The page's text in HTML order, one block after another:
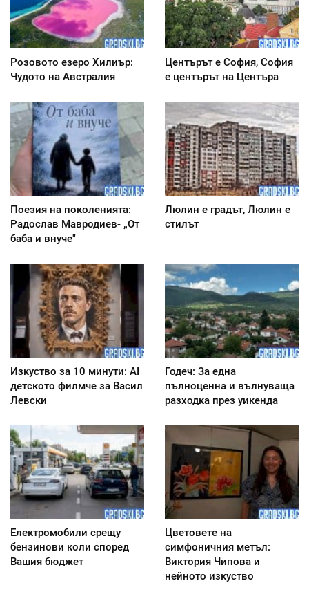
Розовото езеро Хилиър:
Чудото на Австралия
Центърът е София, София
е центърът на Центъра
Поезия на поколенията:
Радослав Мавродиев- „От
баба и внуче"
Люлин е градът, Люлин е
стилът
Изкуство за 10 минути: AI
детското филмче за Васил
Левски
Годеч: За една
пълноценна и вълнуваща
разходка през уикенда
Електромобили срещу
бензинови коли според
Вашия бюджет
Цветовете на
симфоничния метъл:
Виктория Чипова и
нейното изкуство